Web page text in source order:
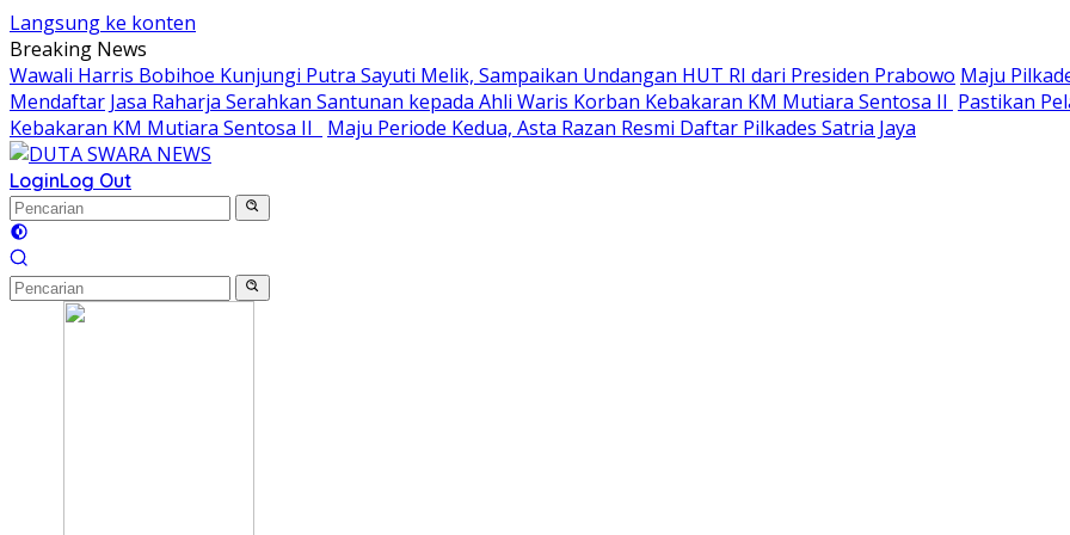
Langsung ke konten
Breaking News
Wawali Harris Bobihoe Kunjungi Putra Sayuti Melik, Sampaikan Undangan HUT RI dari Presiden Prabowo Maju
Mendaftar Jasa Raharja Serahkan Santunan kepada Ahli Waris Korban Kebakaran KM Mutiara Sentosa II Pastikan
Kebakaran KM Mutiara Sentosa II
Maju Periode Kedua, Asta Razan Resmi Daftar Pilkades Satria Jaya
LoginLog Out